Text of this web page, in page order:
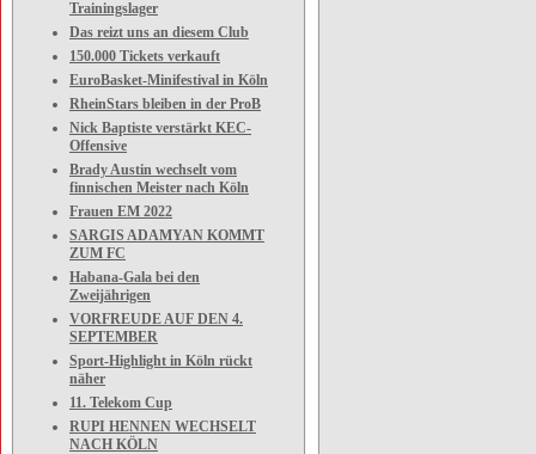
Trainingslager
Das reizt uns an diesem Club
150.000 Tickets verkauft
EuroBasket-Minifestival in Köln
RheinStars bleiben in der ProB
Nick Baptiste verstärkt KEC-
Offensive
Brady Austin wechselt vom
finnischen Meister nach Köln
Frauen EM 2022
SARGIS ADAMYAN KOMMT
ZUM FC
Habana-Gala bei den
Zweijährigen
VORFREUDE AUF DEN 4.
SEPTEMBER
Sport-Highlight in Köln rückt
näher
11. Telekom Cup
RUPI HENNEN WECHSELT
NACH KÖLN